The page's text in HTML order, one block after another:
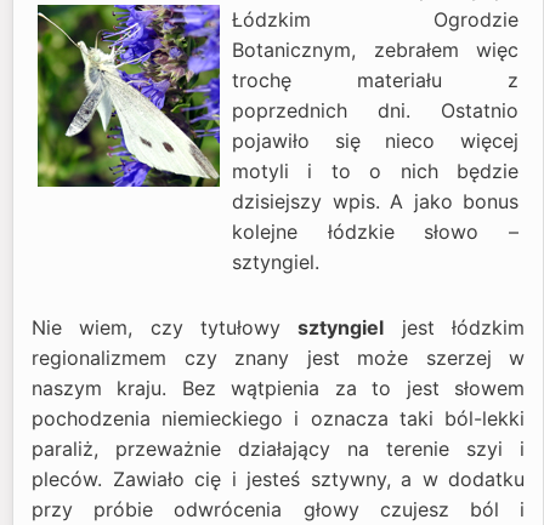
Łódzkim Ogrodzie
Botanicznym, zebrałem więc
trochę materiału z
poprzednich dni. Ostatnio
pojawiło się nieco więcej
motyli i to o nich będzie
dzisiejszy wpis. A jako bonus
kolejne łódzkie słowo –
sztyngiel.
Nie wiem, czy tytułowysztyngiel jest łódzkim
regionalizmem czy znany jest może szerzej w
naszym kraju. Bez wątpienia za to jest słowem
pochodzenia niemieckiego i oznacza taki ból-lekki
paraliż, przeważnie działający na terenie szyi i
pleców. Zawiało cię i jesteś sztywny, a w dodatku
przy próbie odwrócenia głowy czujesz ból i